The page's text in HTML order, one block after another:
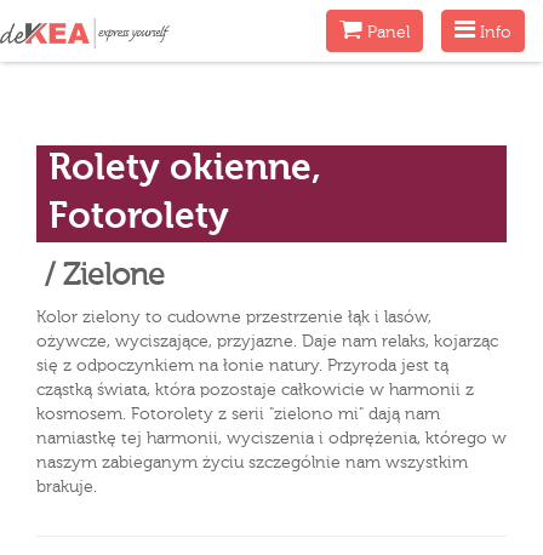
Menu
Info
MenuPanel
Rolety okienne,
Fotorolety
/ Zielone
Kolor zielony to cudowne przestrzenie łąk i lasów,
ożywcze, wyciszające, przyjazne. Daje nam relaks, kojarząc
się z odpoczynkiem na łonie natury. Przyroda jest tą
cząstką świata, która pozostaje całkowicie w harmonii z
kosmosem. Fotorolety z serii "zielono mi" dają nam
namiastkę tej harmonii, wyciszenia i odprężenia, którego w
naszym zabieganym życiu szczególnie nam wszystkim
brakuje.